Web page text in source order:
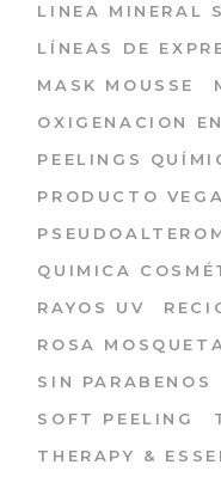
LINEA MINERAL
LÍNEAS DE
MASK MOUSSE
OXIGENACION
PEELINGS
PRODUCTO
QUIMICA
RAYOS UV
ROSA
SIN PARABENOS
SOFT PEELING
THERAPY &